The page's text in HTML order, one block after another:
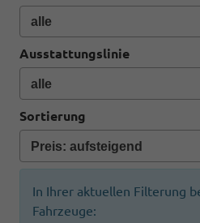
Ausstattungslinie
Sortierung
In Ihrer aktuellen Filterung
Fahrzeuge: